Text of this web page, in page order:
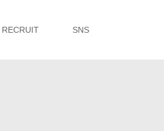
RECRUIT SNS